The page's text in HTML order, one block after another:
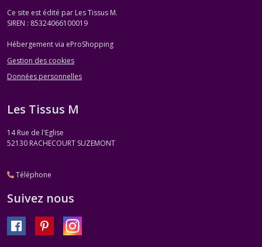
Ce site est édité par Les Tissus M.
SIREN : 85324066100019
Hébergement via eProShopping
Gestion des cookies
Données personnelles
Les Tissus M
14 Rue de l'Eglise
52130 RACHECOURT SUZEMONT
Téléphone
Suivez nous